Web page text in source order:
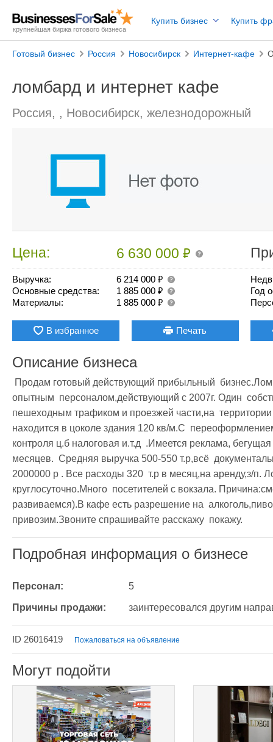
крупнейшая биржа готового бизнеса
Купить бизнес Купить
Готовый бизнес Россия Новосибирск Интернет-кафе
ломбард и интернет кафе
Россия, , Новосибирск, железнодорожный
Цена: 6 630 000₽
Выручка: 6 214 000₽
Основные средства: 1 885 000₽
Материалы: 1 885 000₽
Год
В избранное Печать
Описание бизнеса
опытным  персоналом,действующий с 2007г. Один
пешеходным трафиком и проезжей части,на
находится в цоколе здания 120 кв/м.С
контроля ц.б налоговая и.т.д  .Имеется реклама,
месяцев.  Средняя выручка 500-550 т.р,всё
2000000 р . Все расходы 320  т.р в месяц,на аренду,з/п.
круглосуточно.Много  посетителей с вокзала.
развиваемся).В кафе есть разрешение на
привозим.Звоните спрашивайте расскажу  покажу.
Подробная информация о бизнесе
Персонал: 5
Причины продажи: заинтересовался другим
ID 26016419 Пожаловаться на объявление
Могут подойти